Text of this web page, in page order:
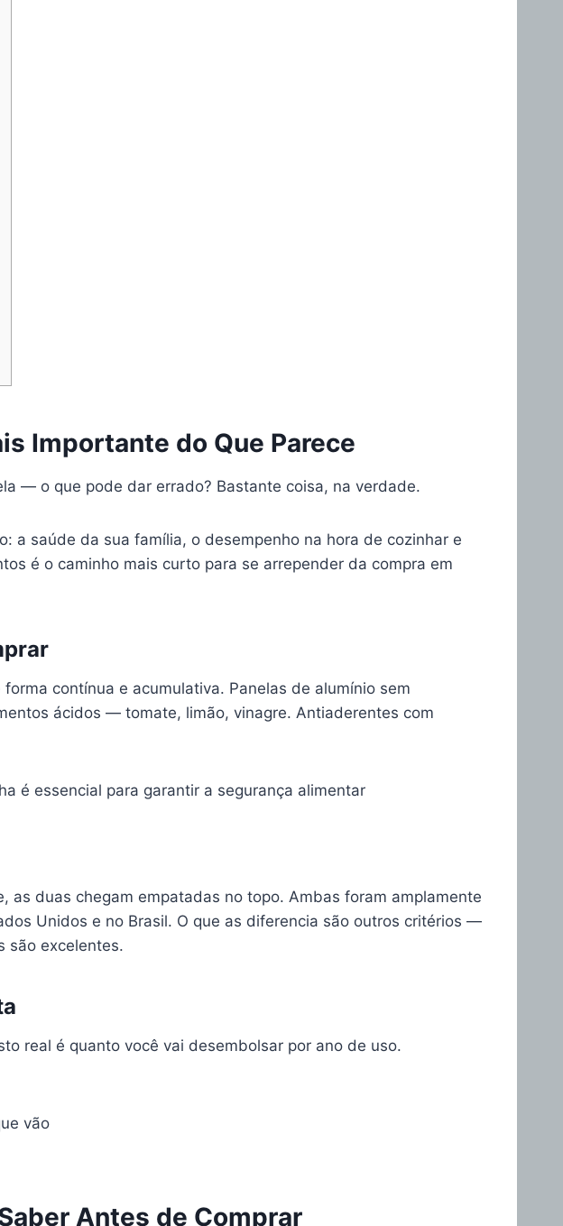
Importante do Que Parece
— o que pode dar errado? Bastante coisa, na verdade.
a saúde da sua família, o desempenho na hora de cozinhar e
é o caminho mais curto para se arrepender da compra em
contínua e acumulativa. Panelas de alumínio sem
ácidos — tomate, limão, vinagre. Antiaderentes com
é essencial para garantir a segurança alimentar
as duas chegam empatadas no topo. Ambas foram amplamente
Unidos e no Brasil. O que as diferencia são outros critérios —
são excelentes.
real é quanto você vai desembolsar por ano de uso.
vão
Antes de Comprar